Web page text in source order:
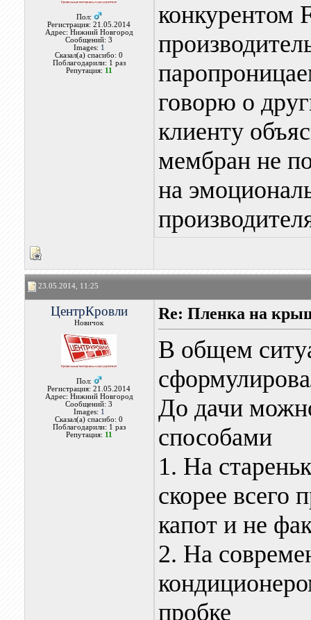
Пол:
Регистрация: 21.05.2014
Адрес: Нижний Новгород
Сообщений: 3
Images: 1
Сказал(а) спасибо: 0
Поблагодарили: 1 раз
Репутация: 11
конкурентом
говорю о
клиенту
мембран не
на
23.05.2014, 11:25
ЦентрКровли
Новичок
Пол:
Регистрация: 21.05.2014
Адрес: Нижний Новгород
Сообщений: 3
Images: 1
Сказал(а) спасибо: 0
Поблагодарили: 1 раз
Репутация: 11
Re: Пленка на
В общем
До дачи
способами
1. На
скорее всего
капот и не
2. На
пробке